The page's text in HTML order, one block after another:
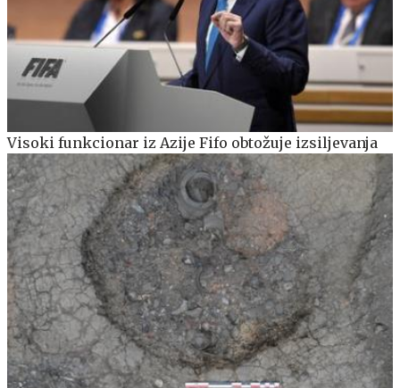
Visoki funkcionar iz Azije Fifo obtožuje izsiljevanja